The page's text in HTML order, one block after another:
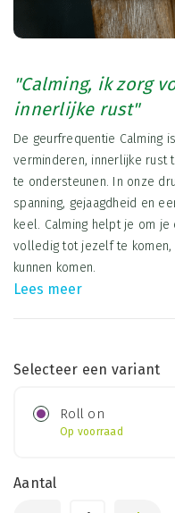
"Calming, ik zorg
innerlijke rust"
De geurfrequentie Calming
verminderen, innerlijke rust
te ondersteunen. In onze
spanning, gejaagdheid en
keel. Calming helpt je om
volledig tot jezelf te
kunnen komen.
Lees meer
Selecteer een variant
Roll on
Op voorraad
Aantal